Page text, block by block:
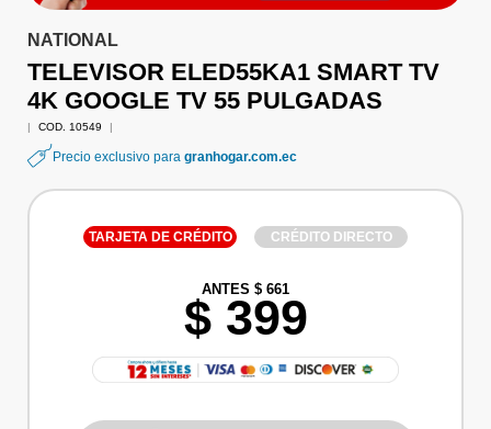
NATIONAL
TELEVISOR ELED55KA1 SMART TV
4K GOOGLE TV 55 PULGADAS
COD. 10549
Precio exclusivo para granhogar.com.ec
TARJETA DE CRÉDITO CRÉDITO DIRECTO
ANTES $ 661
$ 399